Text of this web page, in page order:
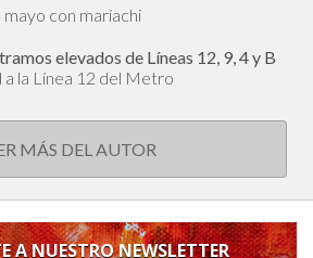
con mariachi
elevados de Líneas 12, 9, 4 y B
la Línea 12 del Metro
MÁS DEL AUTOR
A NUESTRO NEWSLETTER